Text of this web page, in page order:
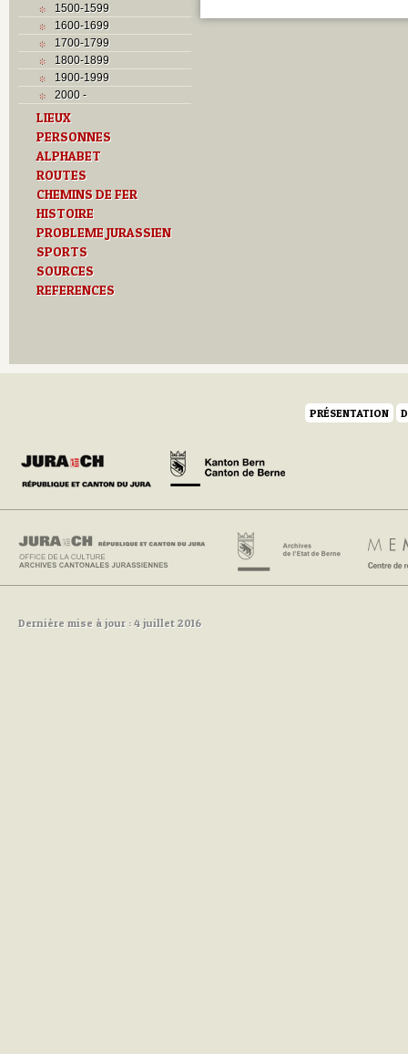
1500-1599
1600-1699
1700-1799
1800-1899
1900-1999
2000 -
LIEUX
PERSONNES
ALPHABET
ROUTES
CHEMINS DE FER
HISTOIRE
PROBLEME JURASSIEN
SPORTS
SOURCES
REFERENCES
PRÉSENTATION
Dernière mise à jour : 4 juillet 2016